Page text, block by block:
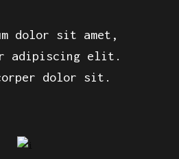
dolor sit amet,
adipiscing elit.
dolor sit.